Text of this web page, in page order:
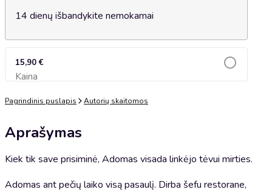
14 dienų išbandykite nemokamai
15,90 €
Kaina Įsidėti į krepšelį
Pagrindinis puslapis Autorių skaitomos
Aprašymas
Kiek tik save prisiminė, Adomas visada linkėjo tėvui mirties.
Adomas ant pečių laiko visą pasaulį. Dirba šefu restorane,